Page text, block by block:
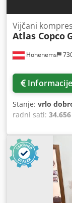
Hohenems
Vijčani
Atlas Copco
Stanje: vrlo
radni sati: